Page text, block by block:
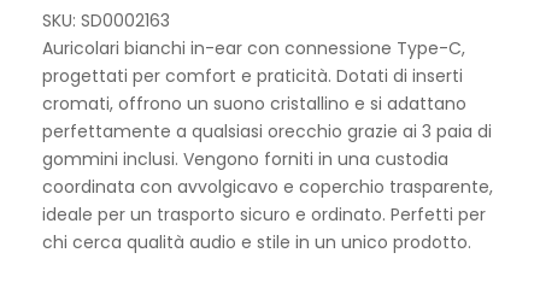
SKU: SD0002163
Auricolari bianchi in-ear con connessione Type-C,
progettati per comfort e praticità. Dotati di inserti
cromati, offrono un suono cristallino e si adattano
perfettamente a qualsiasi orecchio grazie ai 3 paia di
gommini inclusi. Vengono forniti in una custodia
coordinata con avvolgicavo e coperchio trasparente,
ideale per un trasporto sicuro e ordinato. Perfetti per
chi cerca qualità audio e stile in un unico prodotto.